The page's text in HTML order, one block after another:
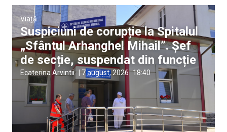
Viață
Suspiciuni de corupție la Spitalul
„Sfântul Arhanghel Mihail”. Șef
de secție, suspendat din funcție
Ecaterina Arvintii | 7 august, 2026 18:40